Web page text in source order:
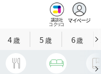
講談社
コクリコ
マイページ
4歳 5歳 6歳